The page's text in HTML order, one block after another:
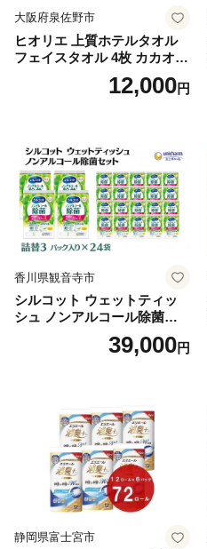
大阪府泉佐野市
ヒオリエ 上質ホテルタオル
フェイスタオル 4枚 カカオ
【タオル 泉州タオル 吸水 普
段使い 無地 シンプル 日用品
12,000円
香川県観音寺市
シルコット ウェットティッ
シュ ノンアルコール除菌詰
替（43枚×3P）×24袋 日用品
おもちゃ 拭き取り 手拭き 外
39,000円
静岡県富士宮市